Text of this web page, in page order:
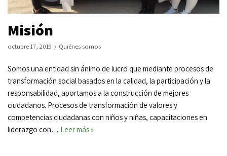
Misión
octubre 17, 2019 Quiénes somos
Somos una entidad sin ánimo de lucro que mediante procesos de
transformación social basados en la calidad, la participación y la
responsabilidad, aportamos a la construcción de mejores
ciudadanos. Procesos de transformación de valores y
competencias ciudadanas con niños y niñas, capacitaciones en
liderazgo con… Leer más »